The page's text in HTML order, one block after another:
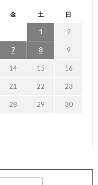
金 土 日
1 2
7 8 9
14 15 16
21 22 23
28 29 30